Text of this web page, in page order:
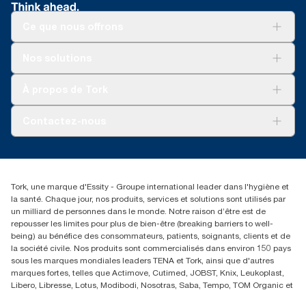
(866) 722-8675
Tork, une marque d'Essity - Groupe international leader dans l'hygiène et
la santé. Chaque jour, nos produits, services et solutions sont utilisés par
un milliard de personnes dans le monde. Notre raison d’être est de
repousser les limites pour plus de bien-être (breaking barriers to well-
being) au bénéfice des consommateurs, patients, soignants, clients et de
la société civile. Nos produits sont commercialisés dans environ 150 pays
sous les marques mondiales leaders TENA et Tork, ainsi que d'autres
marques fortes, telles que Actimove, Cutimed, JOBST, Knix, Leukoplast,
Libero, Libresse, Lotus, Modibodi, Nosotras, Saba, Tempo, TOM Organic et